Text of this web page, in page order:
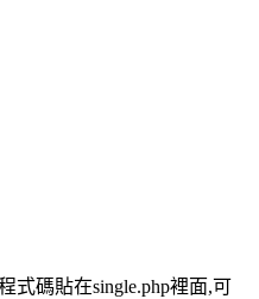
式碼貼在single.php裡面,可